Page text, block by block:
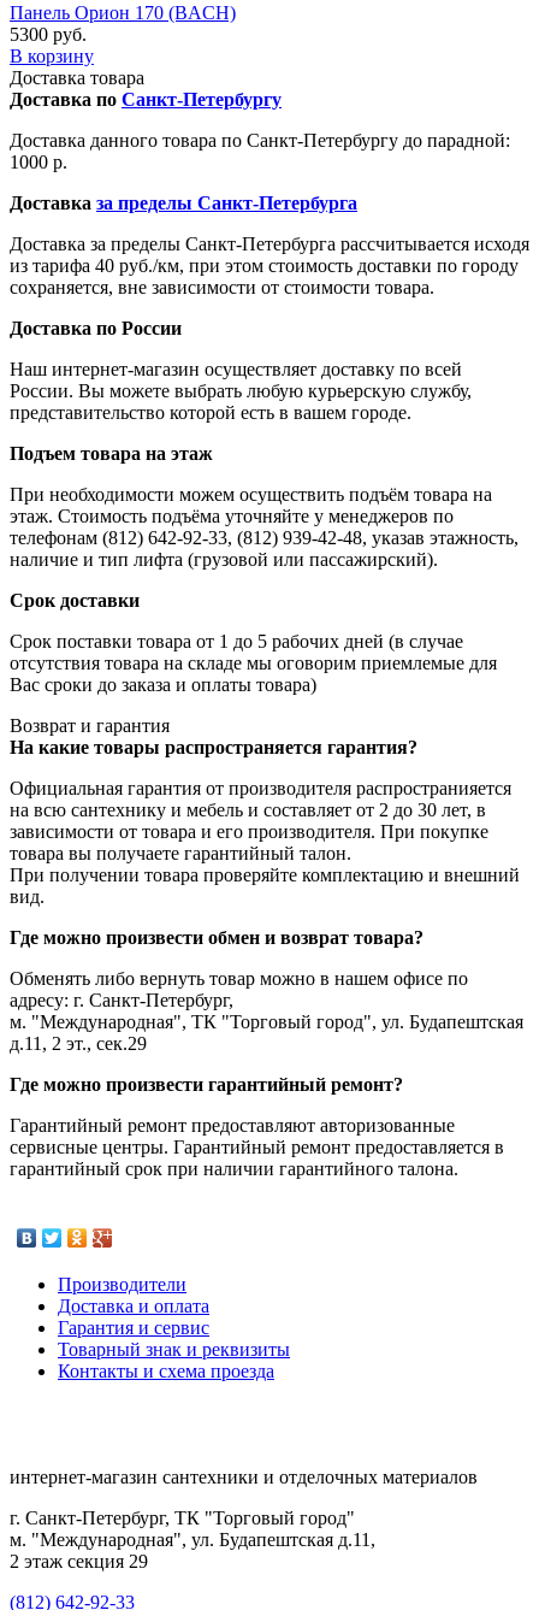
Панель Орион 170 (BACH)
5300 руб.
В корзину
Доставка товара
Доставка по Санкт-Петербургу
Доставка данного товара по Санкт-Петербургу до парадной:
1000 р.
Доставка за пределы Санкт-Петербурга
Доставка за пределы Санкт-Петербурга рассчитывается исходя
из тарифа 40 руб./км, при этом стоимость доставки по городу
сохраняется, вне зависимости от стоимости товара.
Доставка по России
Наш интернет-магазин осуществляет доставку по всей
России. Вы можете выбрать любую курьерскую службу,
представительство которой есть в вашем городе.
Подъем товара на этаж
При необходимости можем осуществить подъём товара на
этаж. Стоимость подъёма уточняйте у менеджеров по
телефонам (812) 642-92-33, (812) 939-42-48, указав этажность,
наличие и тип лифта (грузовой или пассажирский).
Срок доставки
Срок поставки товара от 1 до 5 рабочих дней (в случае
отсутствия товара на складе мы оговорим приемлемые для
Вас сроки до заказа и оплаты товара)
Возврат и гарантия
На какие товары распространяется гарантия?
Официальная гарантия от производителя распространияется
на всю сантехнику и мебель и составляет от 2 до 30 лет, в
зависимости от товара и его производителя. При покупке
товара вы получаете гарантийный талон.
При получении товара проверяйте комплектацию и внешний
вид.
Где можно произвести обмен и возврат товара?
Обменять либо вернуть товар можно в нашем офисе по
адресу: г. Санкт-Петербург,
м. "Международная", ТК "Торговый город", ул. Будапештская
д.11, 2 эт., сек.29
Где можно произвести гарантийный ремонт?
Гарантийный ремонт предоставляют авторизованные
сервисные центры. Гарантийный ремонт предоставляется в
гарантийный срок при наличии гарантийного талона.
Производители
Доставка и оплата
Гарантия и сервис
Товарный знак и реквизиты
Контакты и схема проезда
интернет-магазин сантехники и отделочных материалов
г. Санкт-Петербург, ТК "Торговый город"
м. "Международная", ул. Будапештская д.11,
2 этаж секция 29
(812) 642-92-33